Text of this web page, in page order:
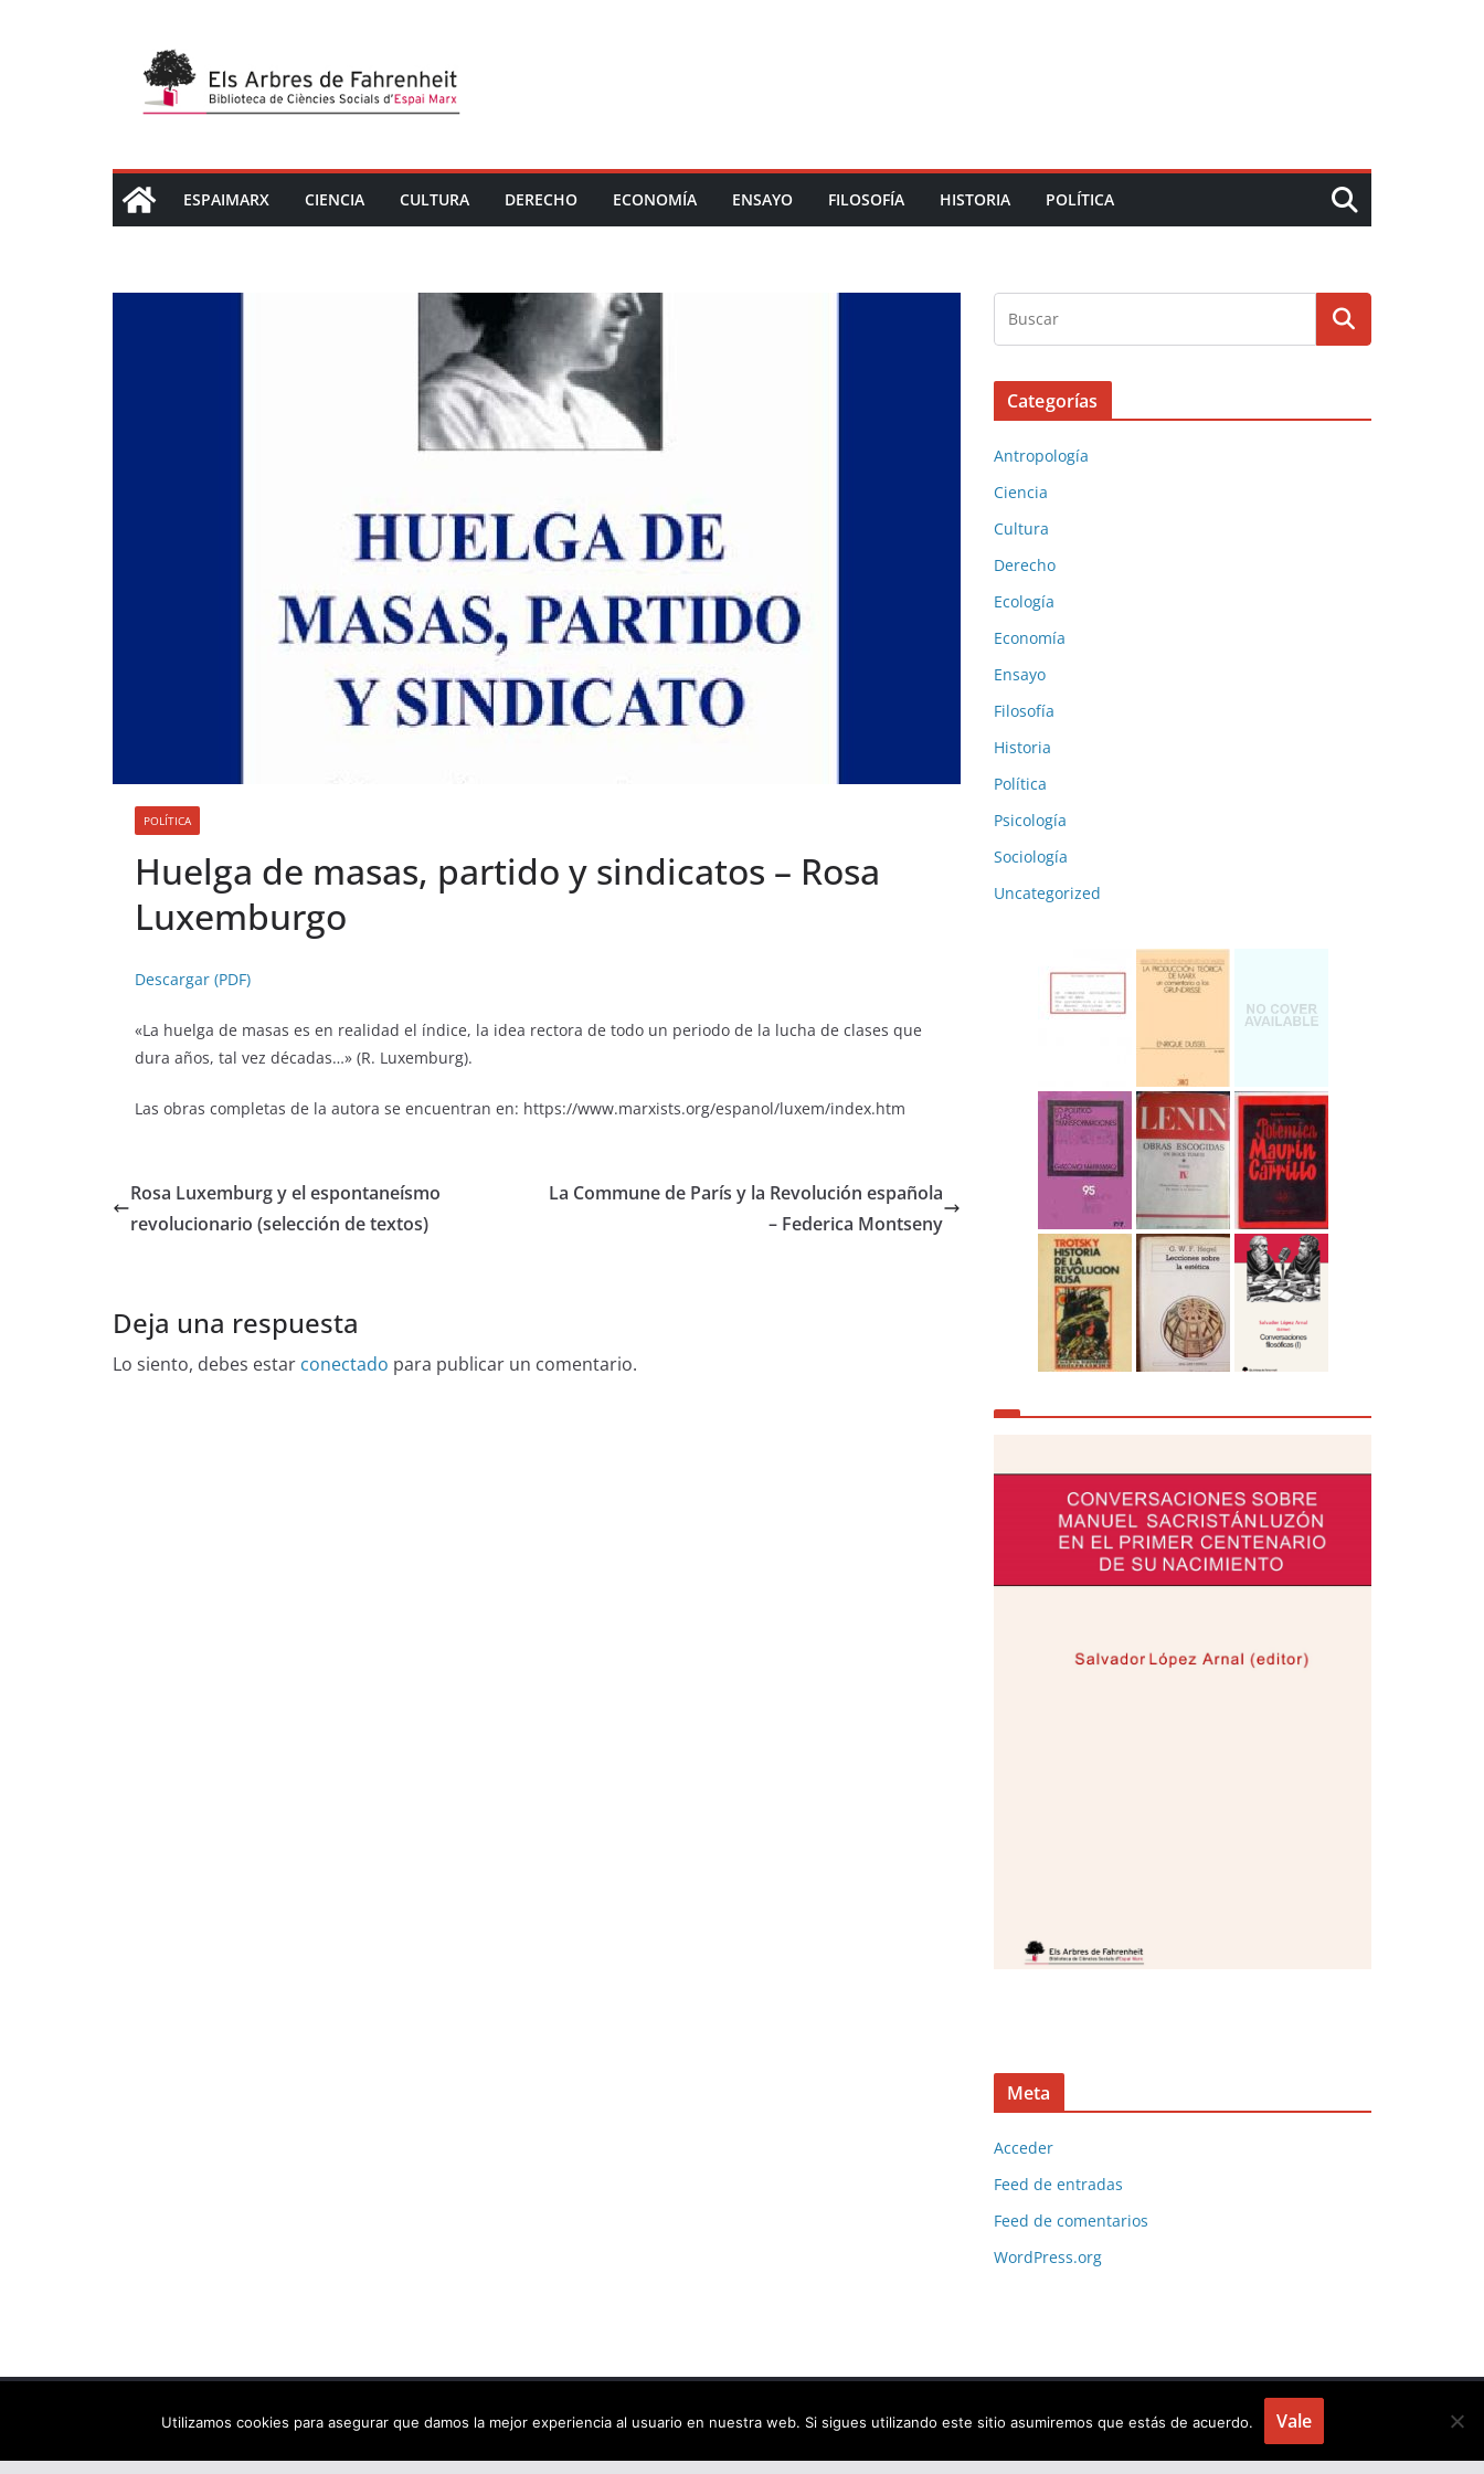
ESPAIMARX CIENCIA CULTURA DERECHO ECONOMÍA ENSAYO FILOSOFÍA HISTORIA POLÍTICA
POLÍTICA
Huelga de masas, partido y sindicatos – Rosa
Luxemburgo
Descargar (PDF)
«La huelga de masas es en realidad el índice, la idea rectora de todo un periodo de la lucha de clases que
dura años, tal vez décadas…» (R. Luxemburg).
Las obras completas de la autora se encuentran en: https://www.marxists.org/espanol/luxem/index.htm
Rosa Luxemburg y el espontaneísmo
revolucionario (selección de textos)
La Commune de París y la Revolución española
– Federica Montseny
Deja una respuesta
Lo siento, debes estar conectado para publicar un comentario.
Categorías
Antropología
Ciencia
Cultura
Derecho
Ecología
Economía
Ensayo
Filosofía
Historia
Política
Psicología
Sociología
Uncategorized
Meta
Acceder
Feed de entradas
Feed de comentarios
WordPress.org
Copyright © 2026 Els arbres de Fahrenheit: biblioteca virtual
. Todos los derechos reservados.
Utilizamos cookies para asegurar que damos la mejor experiencia al usuario en nuestra web. Si sigues utilizando este sitio asumiremos que estás de acuerdo. Vale